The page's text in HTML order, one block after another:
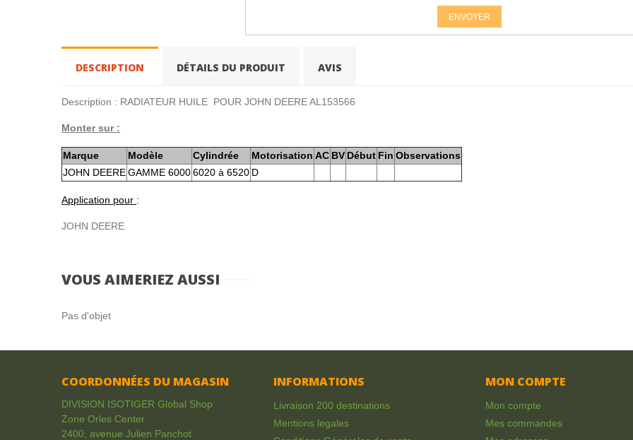
ENVOYER
DESCRIPTION DÉTAILS DU PRODUIT AVIS
Description : RADIATEUR HUILE POUR JOHN DEERE AL153566
Monter sur :
Marque Modèle Cylindrée Motorisation AC BV Début Fin Observations
JOHN DEEREGAMME 60006020 à 6520 D
Application pour :
JOHN DEERE
VOUS AIMERIEZ AUSSI
Pas d'objet
COORDONNÉES DU MAGASIN
DIVISION ISOTIGER Global Shop
Zone Orles Center
2400, avenue Julien Panchot
INFORMATIONS
Livraison 200 destinations
Mentions legales
MON COMPTE
Mon compte
Mes commandes